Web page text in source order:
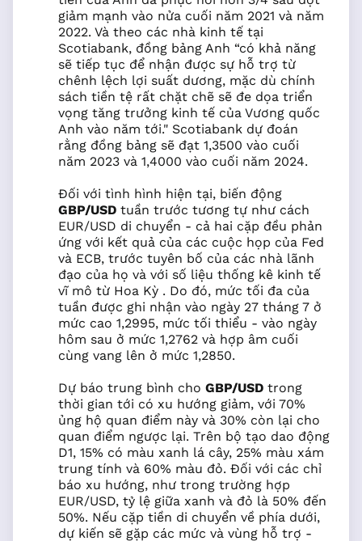
giảm mạnh vào nửa cuối năm 2021 và năm
2022. Và theo các nhà kinh tế tại
Scotiabank, đồng bảng Anh “có khả năng
sẽ tiếp tục để nhận được sự hỗ trợ từ
chênh lệch lợi suất dương, mặc dù chính
sách tiền tệ rất chặt chẽ sẽ đe dọa triển
vọng tăng trưởng kinh tế của Vương quốc
Anh vào năm tới." Scotiabank dự đoán
rằng đồng bảng sẽ đạt 1,3500 vào cuối
năm 2023 và 1,4000 vào cuối năm 2024.
Đối với tình hình hiện tại, biến động
GBP/USD tuần trước tương tự như cách
EUR/USD di chuyển - cả hai cặp đều phản
ứng với kết quả của các cuộc họp của Fed
và ECB, trước tuyên bố của các nhà lãnh
đạo của họ và với số liệu thống kê kinh tế
vĩ mô từ Hoa Kỳ . Do đó, mức tối đa của
tuần được ghi nhận vào ngày 27 tháng 7 ở
mức cao 1,2995, mức tối thiểu - vào ngày
hôm sau ở mức 1,2762 và hợp âm cuối
cùng vang lên ở mức 1,2850.
Dự báo trung bình cho GBP/USD trong
thời gian tới có xu hướng giảm, với 70%
ủng hộ quan điểm này và 30% còn lại cho
quan điểm ngược lại. Trên bộ tạo dao động
D1, 15% có màu xanh lá cây, 25% màu xám
trung tính và 60% màu đỏ. Đối với các chỉ
báo xu hướng, như trong trường hợp
EUR/USD, tỷ lệ giữa xanh và đỏ là 50% đến
50%. Nếu cặp tiền di chuyển về phía dưới,
dự kiến sẽ gặp các mức và vùng hỗ trợ -